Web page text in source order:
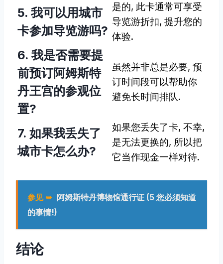
5. 我可以用城市
卡参加导览游吗?
是的, 此卡通常可享受
导览游折扣, 提升您的
体验.
6. 我是否需要提
前预订阿姆斯特
丹王宫的参观位
置?
虽然并非总是必要, 预
订时间段可以帮助你
避免长时间排队.
7. 如果我丢失了
城市卡怎么办?
如果您丢失了卡, 不幸,
是无法更换的, 所以把
它当作现金一样对待.
参见 ➥ 阿姆斯特丹博物馆通行证 (5 您必须知道
的事情!)
结论